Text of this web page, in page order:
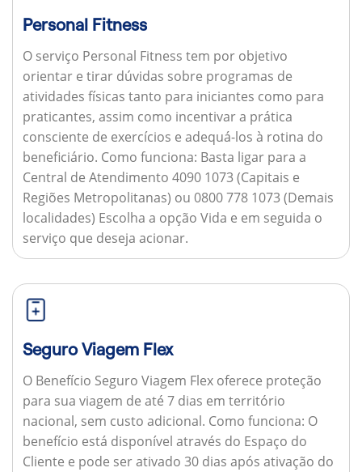
Personal Fitness
O serviço Personal Fitness tem por objetivo
orientar e tirar dúvidas sobre programas de
atividades físicas tanto para iniciantes como para
praticantes, assim como incentivar a prática
consciente de exercícios e adequá-los à rotina do
beneficiário. Como funciona: Basta ligar para a
Central de Atendimento 4090 1073 (Capitais e
Regiões Metropolitanas) ou 0800 778 1073 (Demais
localidades) Escolha a opção Vida e em seguida o
serviço que deseja acionar.
Seguro Viagem Flex
O Benefício Seguro Viagem Flex oferece proteção
para sua viagem de até 7 dias em território
nacional, sem custo adicional. Como funciona: O
benefício está disponível através do Espaço do
Cliente e pode ser ativado 30 dias após ativação do